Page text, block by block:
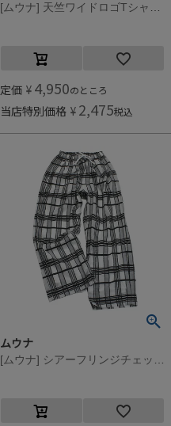
[ムウナ] 天竺ワイドロゴTシャツ シロ(1)
定価 ¥ 4,950のところ
当店特別価格 ¥ 2,475税込
ムウナ
[ムウナ] シアーフリンジチェックロングパンツ クロ系(24)